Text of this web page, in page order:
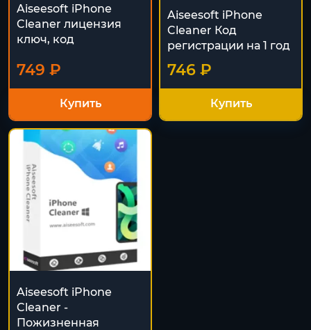
Aiseesoft iPhone
Cleaner лицензия
ключ, код
749 ₽
Купить
Aiseesoft iPhone
Cleaner Код
регистрации на 1 год
746 ₽
Купить
Aiseesoft iPhone
Cleaner -
Пожизненная